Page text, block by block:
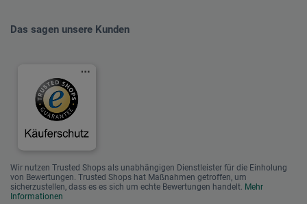
Das sagen unsere Kunden
Wir nutzen Trusted Shops als unabhängigen Dienstleister für die Einholung
von Bewertungen. Trusted Shops hat Maßnahmen getroffen, um
sicherzustellen, dass es es sich um echte Bewertungen handelt. Mehr
Informationen